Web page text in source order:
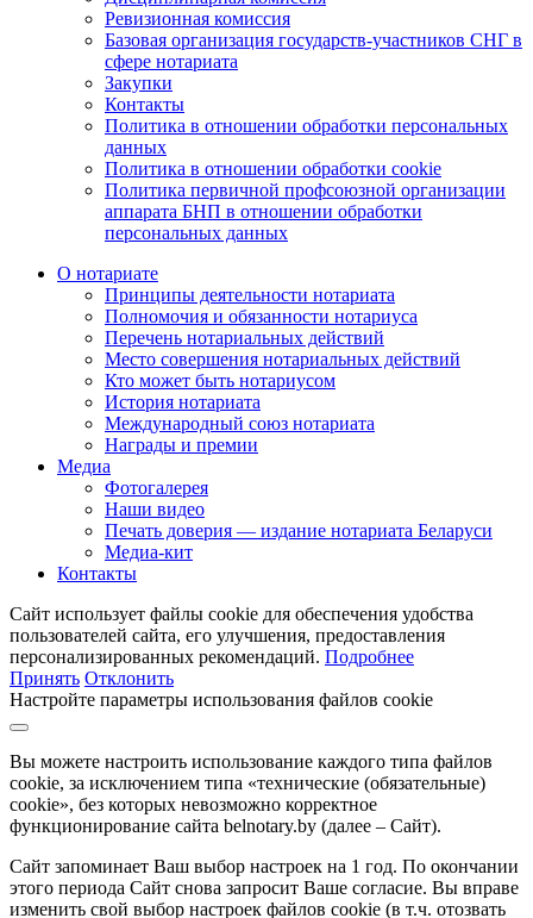
Ревизионная комиссия
Базовая организация государств-участников СНГ в
сфере нотариата
Закупки
Контакты
Политика в отношении обработки персональных
данных
Политика в отношении обработки cookie
Политика первичной профсоюзной организации
аппарата БНП в отношении обработки
персональных данных
О нотариате
Принципы деятельности нотариата
Полномочия и обязанности нотариуса
Перечень нотариальных действий
Место совершения нотариальных действий
Кто может быть нотариусом
История нотариата
Международный союз нотариата
Награды и премии
Медиа
Фотогалерея
Наши видео
Печать доверия — издание нотариата Беларуси
Медиа-кит
Контакты
Сайт использует файлы cookie для обеспечения удобства
пользователей сайта, его улучшения, предоставления
персонализированных рекомендаций. Подробнее
Принять Отклонить
Настройте параметры использования файлов cookie
Вы можете настроить использование каждого типа файлов
cookie, за исключением типа «технические (обязательные)
cookie», без которых невозможно корректное
функционирование сайта belnotary.by (далее – Сайт).
Сайт запоминает Ваш выбор настроек на 1 год. По окончании
этого периода Сайт снова запросит Ваше согласие. Вы вправе
изменить свой выбор настроек файлов cookie (в т.ч. отозвать